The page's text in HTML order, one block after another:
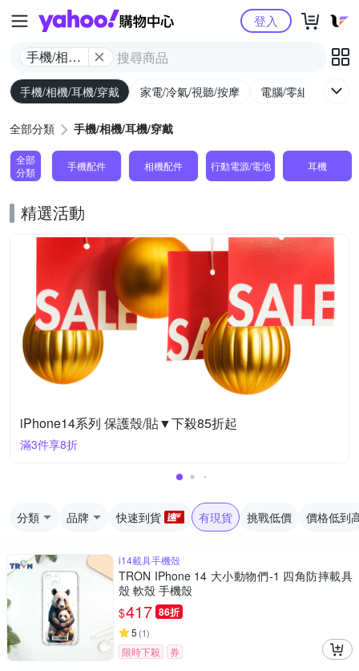
Yahoo購物中心
手機/相機/
耳機/穿戴
登入
手機/相機/耳機/穿戴 家電/冷氣/視聽/按摩 電腦/零組件/週邊/
全部分類 手機/相機/耳機/穿戴
全部
分類
手機配件 相機配件 行動電源/電池 耳機
精選活動
iPhone14系列 保護殼/貼▼下殺85折起
滿3件享8折
分類 品牌 快速到貨 有現貨 挑戰低價 價格低到
i14載具手機殼
TRON IPhone 14 大小動物們-1 四角防摔載具
殼 軟殼 手機殼
$417 86折
5 (1)
限時下殺
券